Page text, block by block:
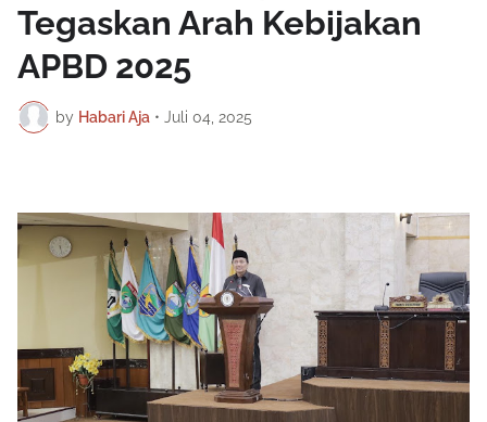
Tegaskan Arah Kebijakan
APBD 2025
by Habari Aja • Juli 04, 2025